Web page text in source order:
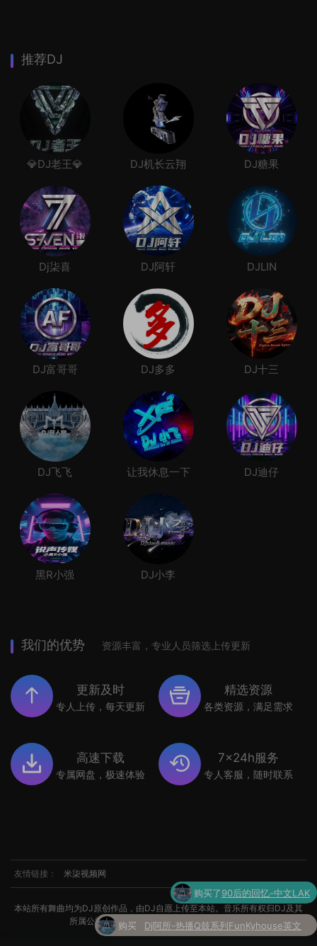
推荐DJ
💎DJ老王💎 DJ机长云翔 DJ糖果
Dj柒喜 DJ阿轩 DJLIN
DJ富哥哥 DJ多多 DJ十三
DJ飞飞 让我休息一下 DJ迪仔
黑R小强 DJ小李
我们的优势 资源丰富，专业人员筛选上传更新
更新及时
专人上传，每天更新
精选资源
各类资源，满足需求
高速下载
专属网盘，极速体验
7x24h服务
专人客服，随时联系
友情链接： 米柒视频网
本站所有舞曲均为DJ原创作品，由DJ自愿上传至本站。音乐所有权归DJ及其
所属公司所有。如涉及侵权，请联系我们处理。
购买了90后的回忆-中文LAK
购买
Dj阿所-热播Q鼓系列FunKyhouse英文